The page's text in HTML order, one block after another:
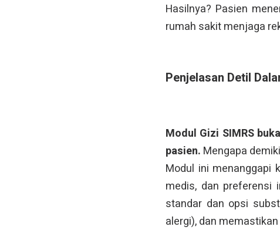
Hasilnya? Pasien
rumah sakit menjaga
Penjelasan Detil
Modul Gizi SIMRS
pasien. Mengapa
Modul ini menanggapi
medis, dan preferensi
standar dan opsi
alergi), dan